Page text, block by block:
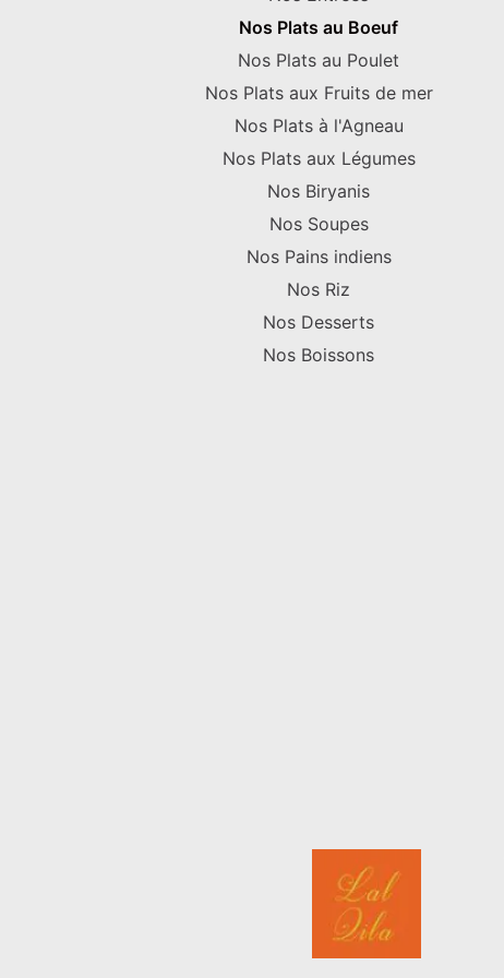
Nos Plats au Boeuf
Nos Plats au Poulet
Nos Plats aux Fruits de mer
Nos Plats à l'Agneau
Nos Plats aux Légumes
Nos Biryanis
Nos Soupes
Nos Pains indiens
Nos Riz
Nos Desserts
Nos Boissons